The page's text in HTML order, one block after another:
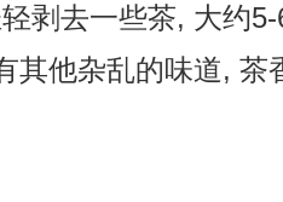
剥去一些茶, 大约
其他杂乱的味道, 茶